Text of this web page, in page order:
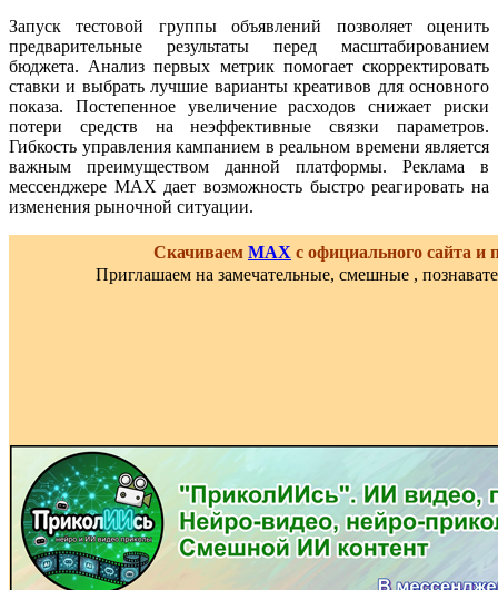
Запуск тестовой группы объявлений позволяет оценить
предварительные результаты перед масштабированием
бюджета. Анализ первых метрик помогает скорректировать
ставки и выбрать лучшие варианты креативов для основного
показа. Постепенное увеличение расходов снижает риски
потери средств на неэффективные связки параметров.
Гибкость управления кампанием в реальном времени является
важным преимуществом данной платформы. Реклама в
мессенджере MAX дает возможность быстро реагировать на
изменения рыночной ситуации.
Скачиваем MAX с официального сайта
Приглашаем на замечательные, смешные ,